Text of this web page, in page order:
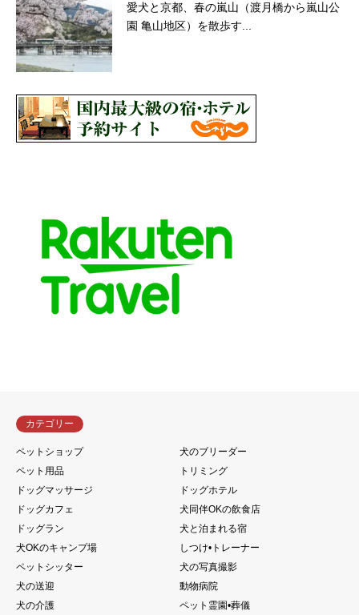
愛犬と京都、春の嵐山（渡月橋から嵐山公
園 亀山地区）を散歩す...
カテゴリー
ペットショップ
犬のブリーダー
ペット用品
トリミング
ドッグマッサージ
ドッグホテル
ドッグカフェ
犬同伴OKの飲食店
ドッグラン
犬と泊まれる宿
犬OKのキャンプ場
しつけ•トレーナー
ペットシッター
犬の写真撮影
犬の送迎
動物病院
犬の介護
ペット霊園•葬儀